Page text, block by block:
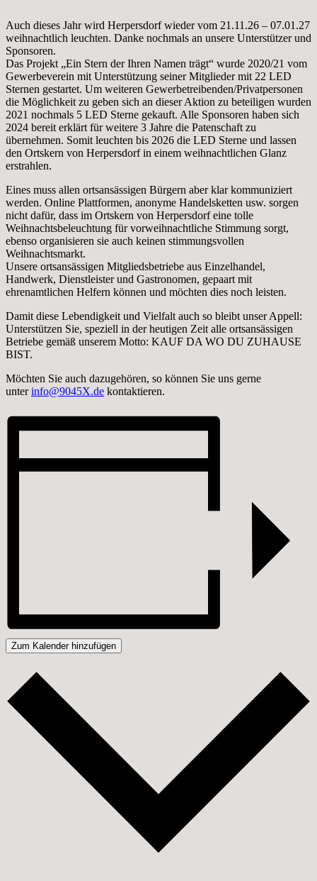
Auch dieses Jahr wird Herpersdorf wieder vom 21.11.26 – 07.01.27
weihnachtlich leuchten. Danke nochmals an unsere Unterstützer und
Sponsoren.
Das Projekt „Ein Stern der Ihren Namen trägt“ wurde 2020/21 vom
Gewerbeverein mit Unterstützung seiner Mitglieder mit 22 LED
Sternen gestartet. Um weiteren Gewerbetreibenden/Privatpersonen
die Möglichkeit zu geben sich an dieser Aktion zu beteiligen wurden
2021 nochmals 5 LED Sterne gekauft. Alle Sponsoren haben sich
2024 bereit erklärt für weitere 3 Jahre die Patenschaft zu
übernehmen. Somit leuchten bis 2026 die LED Sterne und lassen
den Ortskern von Herpersdorf in einem weihnachtlichen Glanz
erstrahlen.
Eines muss allen ortsansässigen Bürgern aber klar kommuniziert
werden. Online Plattformen, anonyme Handelsketten usw. sorgen
nicht dafür, dass im Ortskern von Herpersdorf eine tolle
Weihnachtsbeleuchtung für vorweihnachtliche Stimmung sorgt,
ebenso organisieren sie auch keinen stimmungsvollen
Weihnachtsmarkt.
Unsere ortsansässigen Mitgliedsbetriebe aus Einzelhandel,
Handwerk, Dienstleister und Gastronomen, gepaart mit
ehrenamtlichen Helfern können und möchten dies noch leisten.
Damit diese Lebendigkeit und Vielfalt auch so bleibt unser Appell:
Unterstützen Sie, speziell in der heutigen Zeit alle ortsansässigen
Betriebe gemäß unserem Motto: KAUF DA WO DU ZUHAUSE
BIST.
Möchten Sie auch dazugehören, so können Sie uns gerne
unterinfo@9045X.de kontaktieren.
Zum Kalender hinzufügen